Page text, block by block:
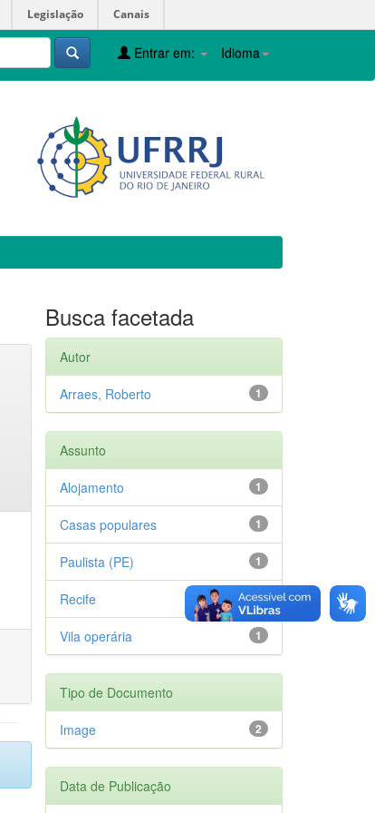
Legislação Canais
Idioma
Entrar em:
Busca facetada
Autor
1
Arraes, Roberto
Assunto
1
Alojamento
1
Casas populares
1
Paulista (PE)
1
Recife
1
Vila operária
Tipo de Documento
2
Image
Data de Publicação